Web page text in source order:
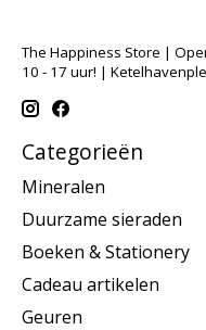
The Happiness Store |
10 - 17 uur! |
Categorieën
Mineralen
Duurzame sieraden
Boeken & Stationery
Cadeau artikelen
Geuren